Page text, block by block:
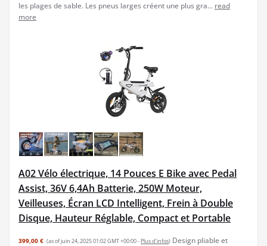
les plages de sable. Les pneus larges créent une plus gra... read
more
A02 Vélo électrique, 14 Pouces E Bike avec Pedal
Assist, 36V 6,4Ah Batterie, 250W Moteur,
Veilleuses, Écran LCD Intelligent, Frein à Double
Disque, Hauteur Réglable, Compact et Portable
399,00 € (as of juin 24, 2025 01:02 GMT +00:00 - Plus d’infos) Design pliable et